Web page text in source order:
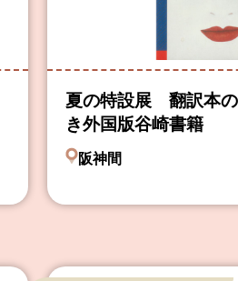
夏の特設展 翻訳本
き外国版谷崎書籍
阪神間